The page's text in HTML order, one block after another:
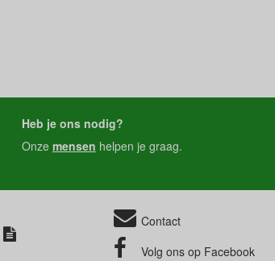
Heb je ons nodig?
Onze mensen helpen je graag.
Contact
Volg ons op Facebook